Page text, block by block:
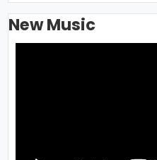
New Music